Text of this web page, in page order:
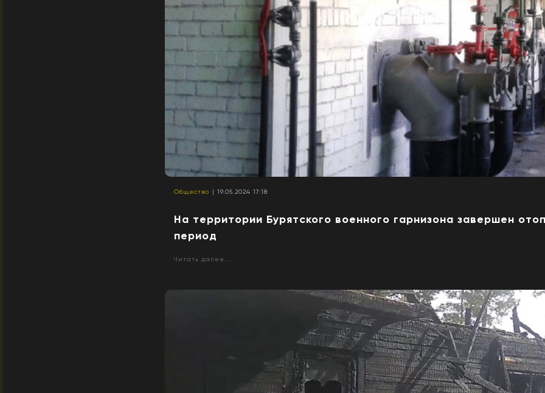
Общество | 19.05.2024 17:18
На территории Бурятского военного гарнизона завершен
период
Читать далее...